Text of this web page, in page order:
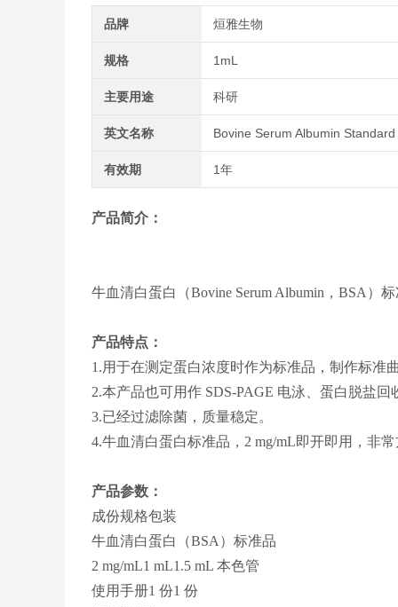
品牌 烜雅生物
规格 1mL
主要用途 科研
英文名称 Bovine Serum Albumin
有效期 1年
产品简介：
牛血清白蛋白（Bovine Serum Albumin，BSA）
产品特点：
1.用于在测定蛋白浓度时作为标准品，制作标准
2.本产品也可用作 SDS-PAGE 电泳、蛋白脱盐
3.已经过滤除菌，质量稳定。
4.牛血清白蛋白标准品，2 mg/mL即开即用，非
产品参数：
成份规格包装
牛血清白蛋白（BSA）标准品
2 mg/mL1 mL1.5 mL 本色管
使用手册1 份1 份